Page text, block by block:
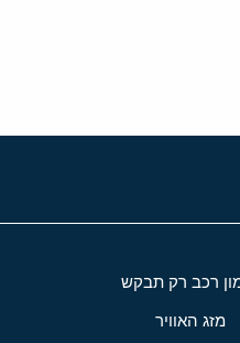
רכב רק תבקש
מזג האוויר